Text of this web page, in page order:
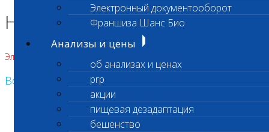
Электронный документооборот
Франшиза Шанс Био
Анализы и цены
об анализах и ценах
prp
акции
пищевая дезадаптация
бешенство
Новости лаборатории
Элемент не найден!
Возврат к списку